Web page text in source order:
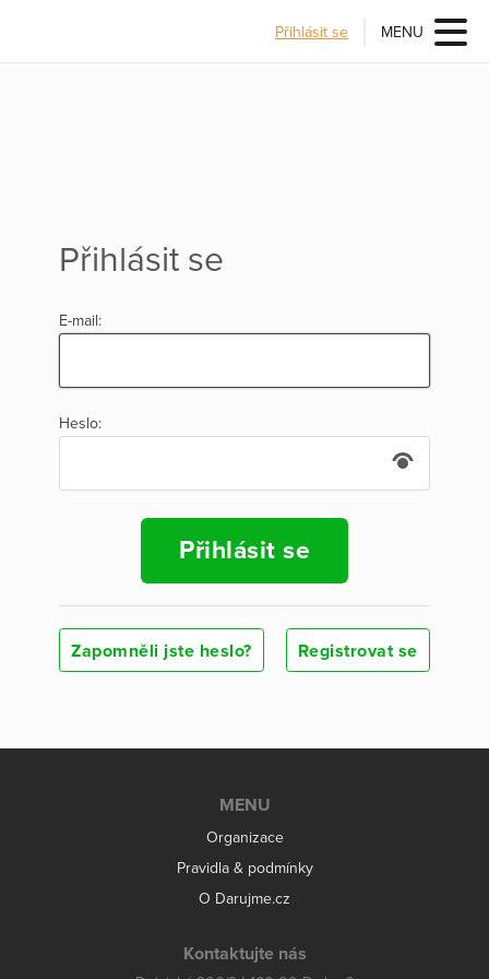
Přihlásit se MENU
Přihlásit se
E-mail:
Heslo:
Přihlásit se
Zapomněli jste heslo? Registrovat se
MENU
Organizace
Pravidla & podmínky
O Darujme.cz
Kontaktujte nás